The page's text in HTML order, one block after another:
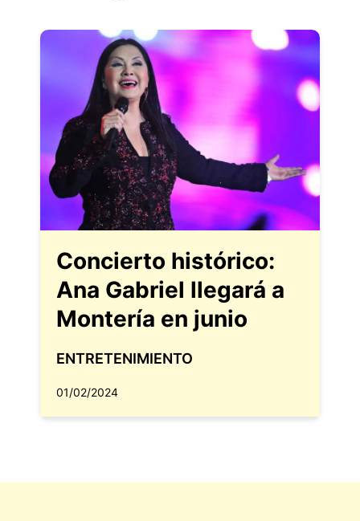
Concierto histórico:
Ana Gabriel llegará a
Montería en junio
ENTRETENIMIENTO
01/02/2024